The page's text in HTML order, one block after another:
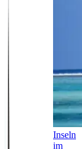
Inseln
im